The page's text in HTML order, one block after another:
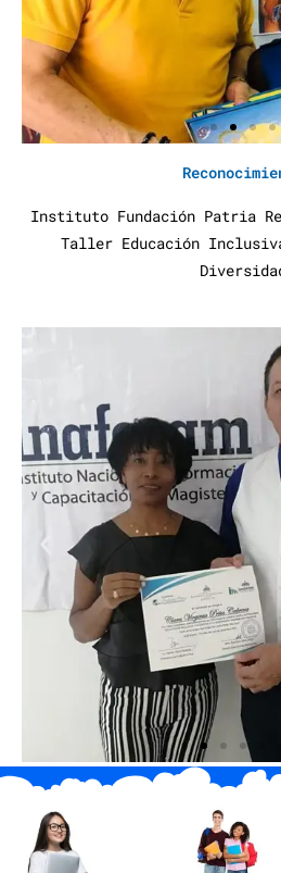
Instituto Fundación Patria
Taller Educación